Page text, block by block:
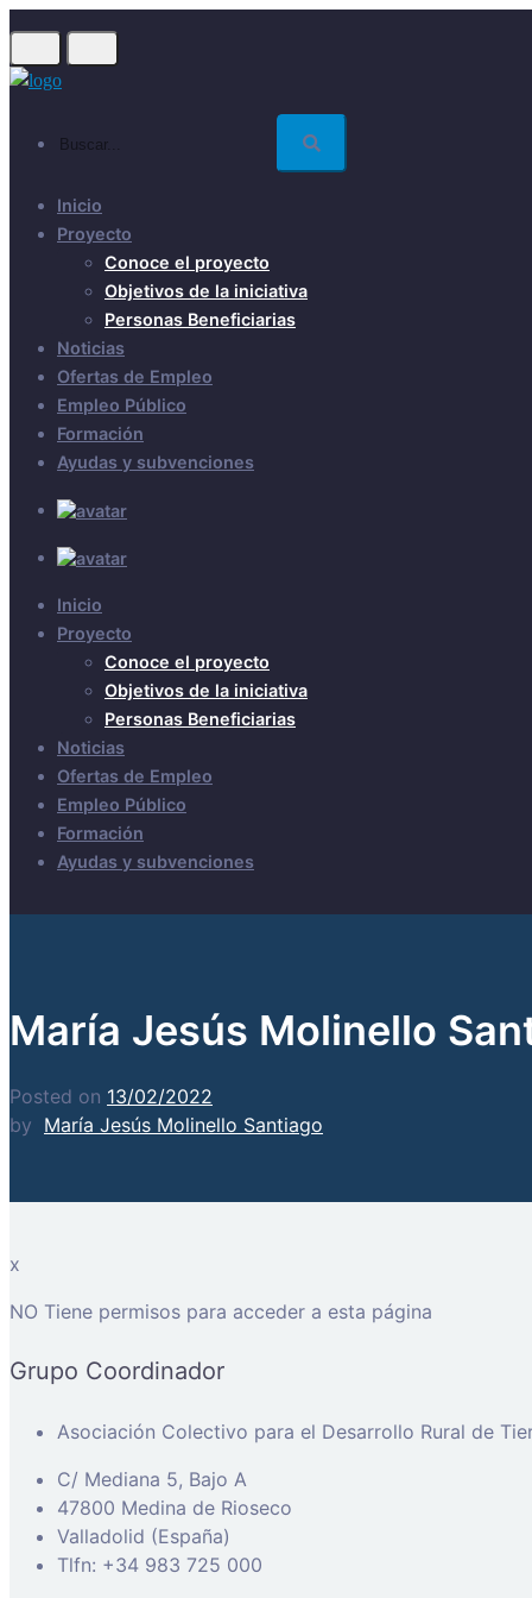
main
Inicio
Proyecto
Conoce el proyecto
Objetivos de la iniciativa
Personas Beneficiarias
Noticias
Ofertas de Empleo
Empleo Público
Formación
Ayudas y subvenciones
Inicio
Proyecto
Conoce el proyecto
Objetivos de la iniciativa
Personas Beneficiarias
Noticias
Ofertas de Empleo
Empleo Público
Formación
Ayudas y subvenciones
María Jesús Molinello
Posted on 13/02/2022
by María Jesús Molinello Santiago
x
NO Tiene permisos para acceder a esta página
Grupo Coordinador
Asociación Colectivo para el Desarrollo Rural de
C/ Mediana 5, Bajo A
47800 Medina de Rioseco
Valladolid (España)
Tlfn: +34 983 725 000